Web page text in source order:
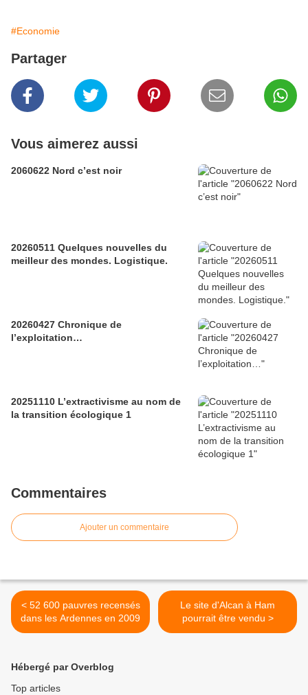
#Economie
Partager
Vous aimerez aussi
2060622 Nord c’est noir
20260511 Quelques nouvelles du
meilleur des mondes. Logistique.
20260427 Chronique de
l’exploitation…
20251110 L’extractivisme au nom de
la transition écologique 1
Commentaires
Ajouter un commentaire
< 52 600 pauvres recensés
dans les Ardennes en 2009
Le site d'Alcan à Ham
pourrait être vendu >
Hébergé par Overblog
Top articles